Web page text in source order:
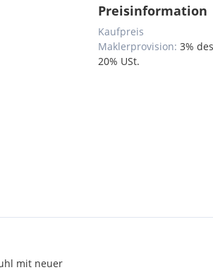
Preisinformation
Kaufpreis
Maklerprovision: 3%
20% USt.
mit neuer